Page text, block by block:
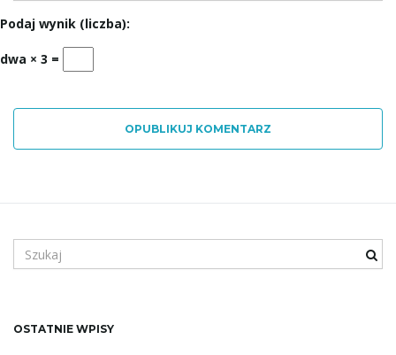
Podaj wynik (liczba):
dwa × 3 =
OPUBLIKUJ KOMENTARZ
z
a
OSTATNIE WPISY